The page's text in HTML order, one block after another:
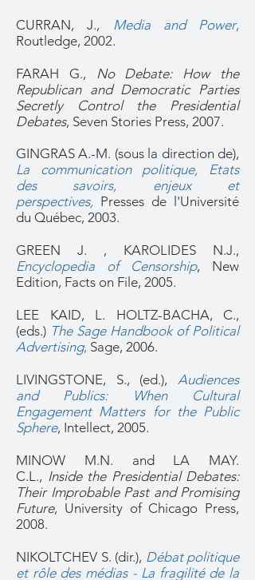
CURRAN, J., Media and Power,
Routledge, 2002.
FARAH G., No Debate: How the
Republican and Democratic Parties
Secretly Control the Presidential
Debates, Seven Stories Press, 2007.
GINGRAS A.-M. (sous la direction de),
La communication politique, Etats
des savoirs, enjeux et
perspectives, Presses de l'Université
du Québec, 2003.
GREEN J. , KAROLIDES N.J.,
Encyclopedia of Censorship, New
Edition, Facts on File, 2005.
LEE KAID, L. HOLTZ-BACHA, C.,
(eds.) The Sage Handbook of Political
Advertising, Sage, 2006.
LIVINGSTONE, S., (ed.), Audiences
and Publics: When Cultural
Engagement Matters for the Public
Sphere, Intellect, 2005.
MINOW M.N. and LA MAY.
C.L., Inside the Presidential Debates:
Their Improbable Past and Promising
Future, University of Chicago Press,
2008.
NIKOLTCHEV S. (dir.), Débat politique
et rôle des médias - La fragilité de la